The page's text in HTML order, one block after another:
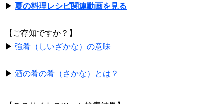
▶ 夏の料理レシピ関連動画を見る
【ご存知ですか？】
▶ 強肴（しいざかな）の意味
▶ 酒の肴の肴（さかな）とは？